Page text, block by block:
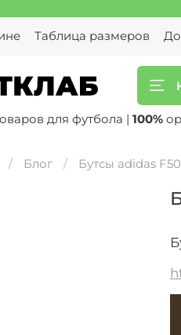
Таблица размеров
для футбола | 100%
Блог Бутсы adidas